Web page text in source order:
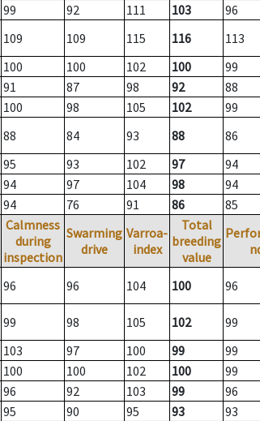
99 92 111 103
96
109 109 115 116
113
100 100 102 100
99
91 87 98 92
88
100 98 105 102
99
88 84 93 88
86
95 93 102 97
94
94 97 104 98
94
94 76 91 86 85
Calmness
during
inspection
Swarming
drive
Varroa-
index
Total
breeding
value
96 96 104 100 96
99 98 105 102
99
103 97 100 99
99
100 100 102 100
99
96 92 103 99
96
95 90 95 93
93